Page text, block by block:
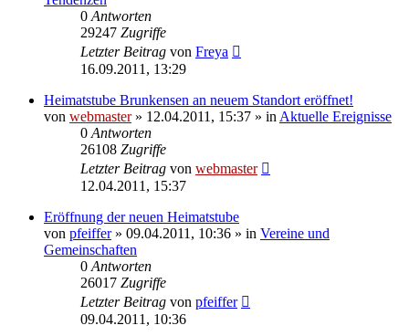
0 Antworten
29247 Zugriffe
Letzter Beitrag von Freya
16.09.2011, 13:29
Heimatstube Brunkensen an neuem Standort eröffnet!
von webmaster» 12.04.2011, 15:37 » in Aktuelle Ereignisse
0 Antworten
26108 Zugriffe
Letzter Beitrag von webmaster
12.04.2011, 15:37
Eröffnung der neuen Heimatstube
von pfeiffer» 09.04.2011, 10:36 » in Vereine und
Gemeinschaften
0 Antworten
26017 Zugriffe
Letzter Beitrag von pfeiffer
09.04.2011, 10:36